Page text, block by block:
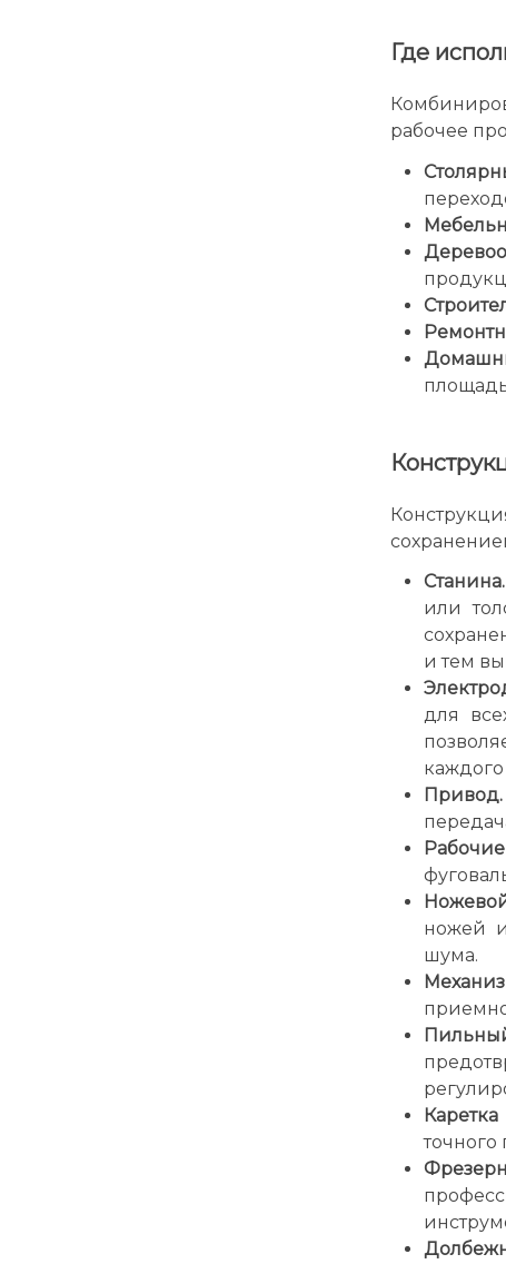
Где
рабочее
Станина.
или
и тем
для
каждого
Привод.
ножей и
шума.